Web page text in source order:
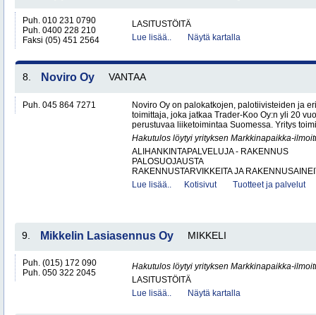
Puh. 010 231 0790
Puh. 0400 228 210
Faksi (05) 451 2564
LASITUSTÖITÄ
Lue lisää..
Näytä kartalla
8. Noviro Oy VANTAA
Puh. 045 864 7271
Noviro Oy on palokatkojen, palotiivisteiden ja
toimittaja, joka jatkaa Trader-Koo Oy:n yli 20
perustuvaa liiketoimintaa Suomessa. Yritys
Hakutulos löytyi yrityksen Markkinapaikka-
ALIHANKINTAPALVELUJA - RAKENNUS
PALOSUOJAUSTA
RAKENNUSTARVIKKEITA JA
Lue lisää..
Kotisivut Tuotteet ja palvelut
9. Mikkelin Lasiasennus Oy MIKKELI
Puh. (015) 172 090
Puh. 050 322 2045
Hakutulos löytyi yrityksen Markkinapaikka-
LASITUSTÖITÄ
Lue lisää..
Näytä kartalla